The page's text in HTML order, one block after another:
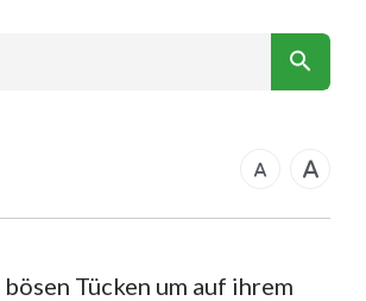
Johannes
Tücken um auf ihrem